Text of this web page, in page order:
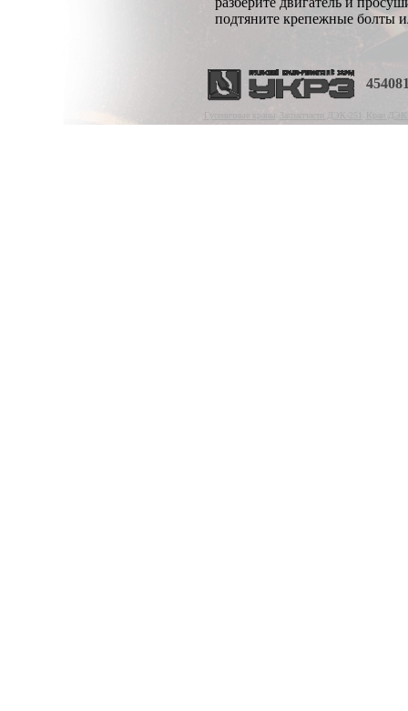
подтяните крепежные болты
Гусеничные краны Запзапчасти ДЭК-251